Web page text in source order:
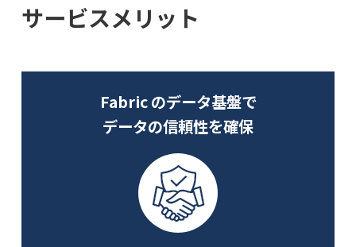
サービスメリット
Fabric のデータ基盤で
データの信頼性を確保